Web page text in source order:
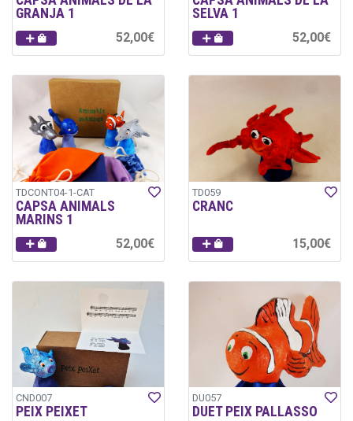
GRANJA 1
52,00€
SELVA 1
52,00€
TDCONT04-1-CAT
CAPSA ANIMALS
MARINS 1
52,00€
TD059
CRANC
15,00€
CND007
PEIX PEIXET
DU057
DUET PEIX PALLASSO